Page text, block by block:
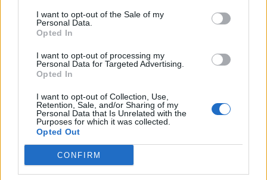
I want to opt-out of the Sale of my
Personal Data.
Opted In
I want to opt-out of processing my
Personal Data for Targeted Advertising.
Opted In
I want to opt-out of Collection, Use,
Retention, Sale, and/or Sharing of my
Personal Data that Is Unrelated with the
Purposes for which it was collected.
Opted Out
CONFIRM
Kezdődhet a titánok harca a boltokban:
egymásnak feszültek a márkák, sok régi
A saját márkás termékek növekvő népszerűségét több
tényező befolyásolja, főként az olcsóbb ár és a minőség
javulása.
PÉNZCENTRUM| 2024. április 24. 19:00
Téged is telibe talált a diszkontok
csodafegyvere? Nincs mese, egyre többen
esnek "áldozatul"